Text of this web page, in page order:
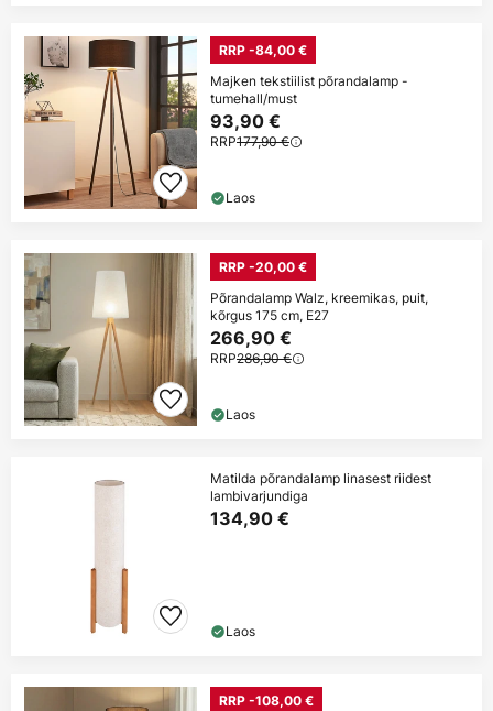
RRP -84,00 €
Majken tekstiilist põrandalamp -
tumehall/must
93,90 €
RRP177,90 €
Laos
RRP -20,00 €
Põrandalamp Walz, kreemikas, puit,
kõrgus 175 cm, E27
266,90 €
RRP286,90 €
Laos
Matilda põrandalamp linasest riidest
lambivarjundiga
134,90 €
Laos
RRP -108,00 €